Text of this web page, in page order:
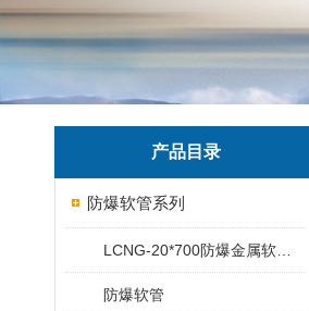
产品目录
防爆软管系列
防爆软管